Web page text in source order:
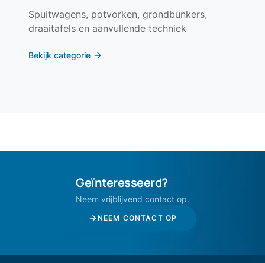
Spuitwagens, potvorken, grondbunkers,
draaitafels en aanvullende techniek
Bekijk categorie
Geïnteresseerd?
Neem vrijblijvend contact op.
NEEM CONTACT OP